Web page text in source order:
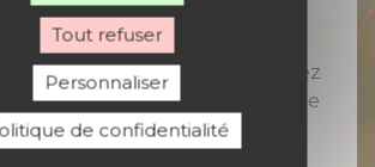
à notre newsletter et recevez
toute l'actualité catholique
Nord Franche-Comté
Tout refuser
Personnaliser
de confidentialité